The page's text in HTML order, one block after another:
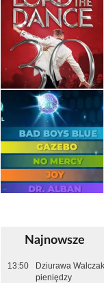
Najnowsze
13:50
Dziurawa
pieniędzy